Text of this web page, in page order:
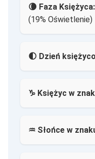
🌘 Faza Księżyca:
(19% Oświetlenie)
🌓 Dzień
♑ Księżyc w
♒ Słońce w